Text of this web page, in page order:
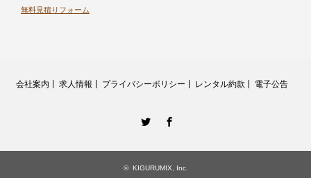
無料見積りフォーム
会社案内 求人情報 プライバシーポリシー レンタル約款 電子公告
© KIGURUMIX, Inc.